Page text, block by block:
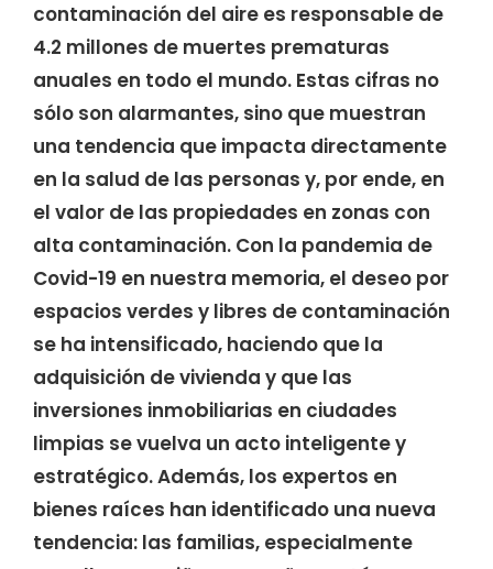
contaminación del aire es responsable de
4.2 millones de muertes prematuras
anuales en todo el mundo. Estas cifras no
sólo son alarmantes, sino que muestran
una tendencia que impacta directamente
en la salud de las personas y, por ende, en
el valor de las propiedades en zonas con
alta contaminación. Con la pandemia de
Covid-19 en nuestra memoria, el deseo por
espacios verdes y libres de contaminación
se ha intensificado, haciendo que la
adquisición de vivienda y que las
inversiones inmobiliarias en ciudades
limpias se vuelva un acto inteligente y
estratégico. Además, los expertos en
bienes raíces han identificado una nueva
tendencia: las familias, especialmente